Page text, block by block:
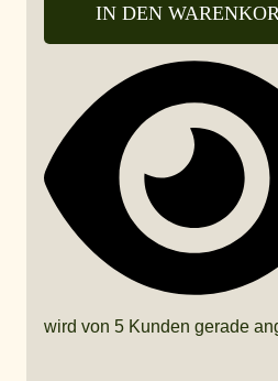
IN DEN
wird von 5 Kunden gerade